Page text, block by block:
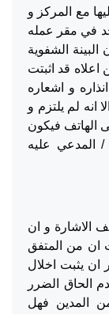
مع المركز و
في مقر عمله
الشفوية
اعلاه قد اثبتت
و اشعاره
انه لم يلتزم و
الهاتف فيكون
/ المدعي عليه
الاشارة و ان
المبرز (د/3) و حيث ان من المتفق
ان يثبت اخلال
الحاق الضرر
من المدين فهل